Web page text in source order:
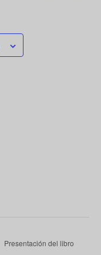
Presentación del libro